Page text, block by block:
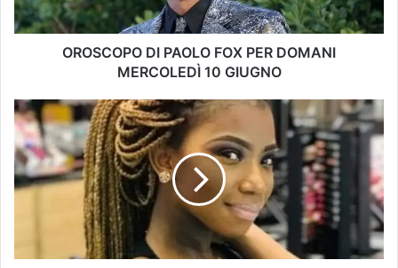
OROSCOPO DI PAOLO FOX PER DOMANI
MERCOLEDÌ 10 GIUGNO